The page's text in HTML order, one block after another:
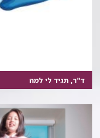
ד"ר, תגיד לי למה